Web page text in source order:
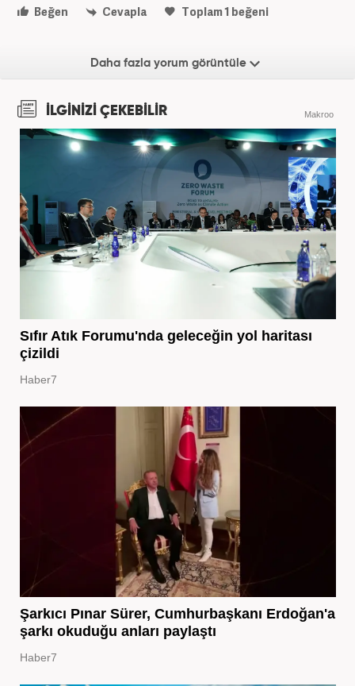
Beğen
Cevapla Toplam1 beğeni
Daha fazla yorum görüntüle
İLGİNİZİ ÇEKEBİLİR Makroo
Sıfır Atık Forumu'nda geleceğin yol haritası
çizildi
Haber7
Şarkıcı Pınar Sürer, Cumhurbaşkanı Erdoğan'a
şarkı okuduğu anları paylaştı
Haber7